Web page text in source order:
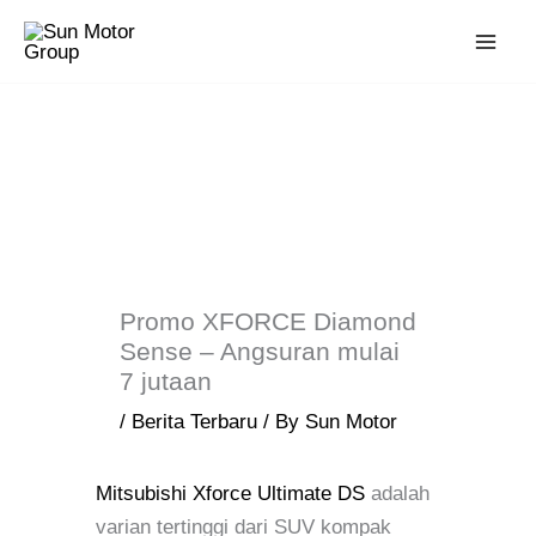
Promo XFORCE Diamond
Sense – Angsuran mulai
7 jutaan
/ Berita Terbaru / By Sun Motor
Mitsubishi Xforce Ultimate DS adalah
varian tertinggi dari SUV kompak